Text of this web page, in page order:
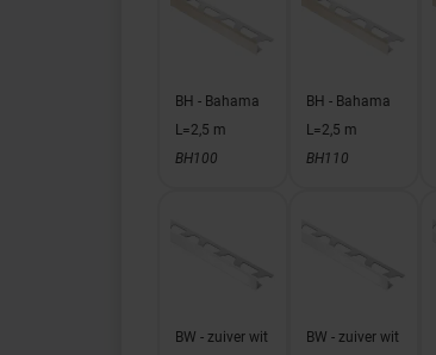
BH - Bahama
L=2,5 m
BH100
BH - Bahama
L=2,5 m
BH110
BW - zuiver wit
BW - zuiver wit